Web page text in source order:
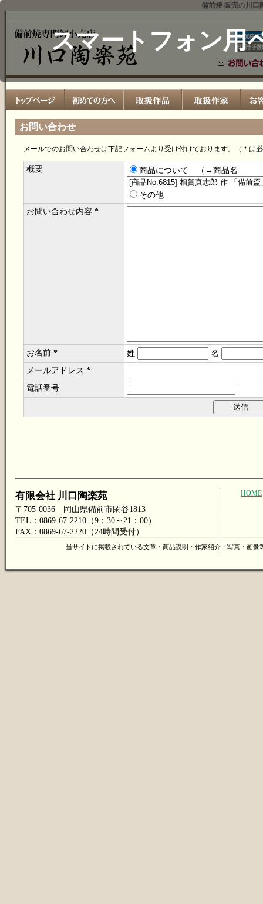
備前焼 販売の川口
スマートフォン用
お問い合わせ
メールでのお問い合わせは下記フォームより受け付けております。（ * は
概要 商品について （→商品名
その他
お問い合わせ内容 *
お名前 * 姓
名
メールアドレス *
電話番号
有限会社 川口陶楽苑
〒705-0036 岡山県備前市閑谷1813
TEL：0869-67-2210（9：30～21：00）
FAX：0869-67-2220（24時間受付）
HOME
当サイトに掲載されている文章・商品説明・作家紹介・写真・画